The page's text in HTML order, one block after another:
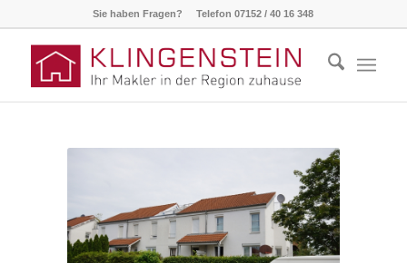
Sie haben Fragen? Telefon 07152 / 40 16 348